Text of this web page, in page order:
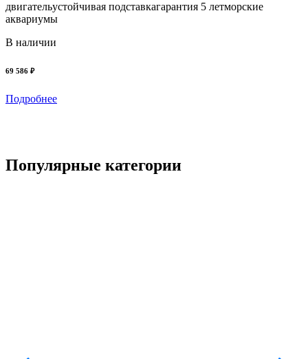
двигательустойчивая подставкагарантия 5 летморские
аквариумы
В наличии
69 586 ₽
Подробнее
Популярные категории